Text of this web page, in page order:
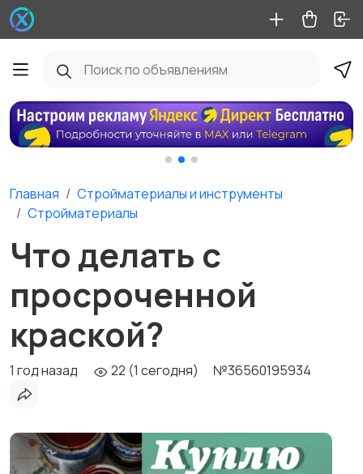
Главная
Стройматериалы и инструменты
Стройматериалы
Что делать с
просроченной
краской?
1 год назад 22 (1 сегодня) №36560195934